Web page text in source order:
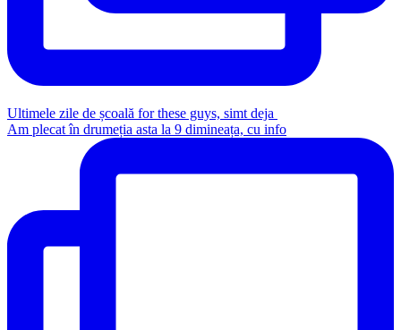
Ultimele zile de școală for these guys, simt deja
Am plecat în drumeția asta la 9 dimineața, cu info